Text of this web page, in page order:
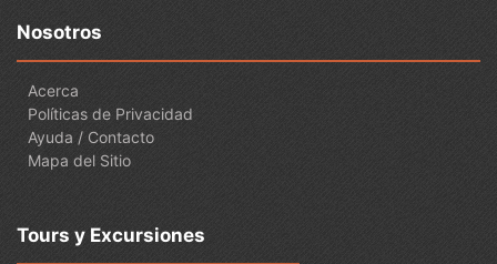
Nosotros
Acerca
Políticas de Privacidad
Ayuda / Contacto
Mapa del Sitio
Tours y Excursiones